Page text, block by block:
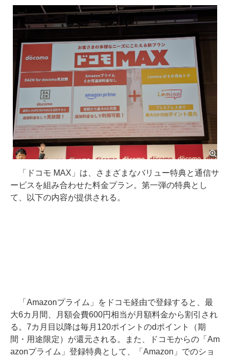
「ドコモ MAX」は、さまざまなバリュー特典と通信サ
ービスを組み合わせた料金プラン。第一弾の特典とし
て、以下の内容が提供される。
「Amazonプライム」をドコモ経由で登録すると、最
大6カ月間、月額会費600円相当が月額料金から割引され
る。7カ月目以降は毎月120ポイントのdポイント（期
間・用途限定）が還元される。また、ドコモからの「Am
azonプライム」登録特典として、「Amazon」でのショ